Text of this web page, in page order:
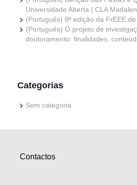
Universidade Aberta | CLA
(Português) 8ª edição da FrEEE
(Português) O projeto de
doutoramento: finalidades,
Categorias
Sem categoria
Contactos